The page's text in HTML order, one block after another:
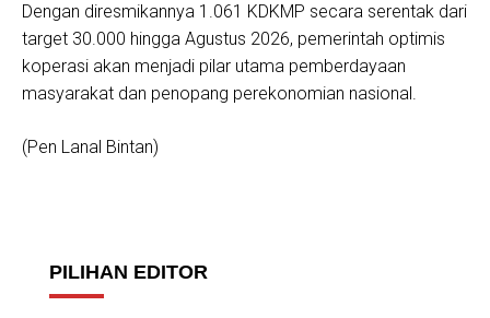
Dengan diresmikannya 1.061 KDKMP secara serentak dari
target 30.000 hingga Agustus 2026, pemerintah optimis
koperasi akan menjadi pilar utama pemberdayaan
masyarakat dan penopang perekonomian nasional.
(Pen Lanal Bintan)
PILIHAN EDITOR